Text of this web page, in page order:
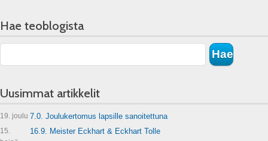
Hae teoblogista
Uusimmat artikkelit
19. joulu 7.0. Joulukertomus lapsille sanoitettuna
15.
16.9. Meister Eckhart & Eckhart Tolle